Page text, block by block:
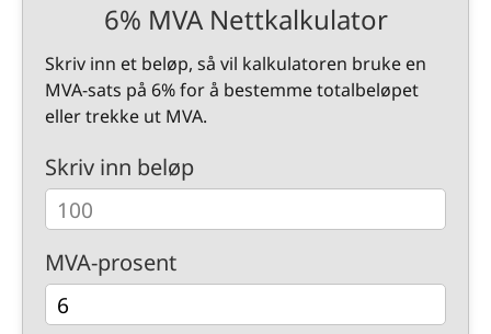
6% MVA Nettkalkulator
Skriv inn et beløp, så vil kalkulatoren bruke en
MVA-sats på 6% for å bestemme totalbeløpet
eller trekke ut MVA.
Skriv inn beløp
MVA-prosent